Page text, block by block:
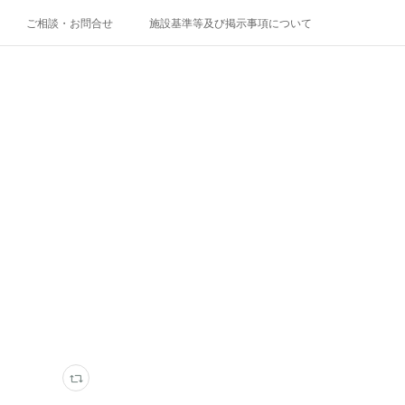
ご相談・お問合せ 施設基準等及び掲示事項について